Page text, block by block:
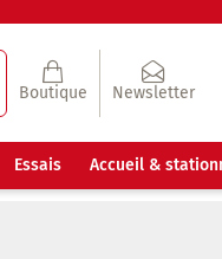
Boutique Newsletter
Essais Accueil &